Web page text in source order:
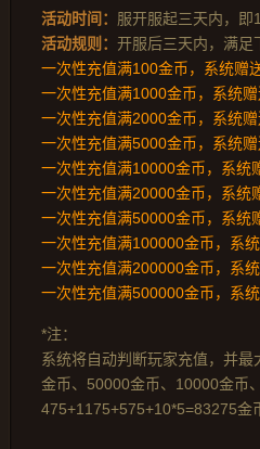
页游网
腾讯游戏 新浪游戏
新浪页游 网易游戏
多玩
中华网
Cwan
游一游
游侠网页游戏 40407
5617网游网 一游网
开服网
斗蟹网页游戏 游戏观察
4q5q游戏
活动时间： 服开服起三天内，
活动规则： 开服后三天内，满足
一次性充值满100金币，系统赠
一次性充值满1000金币，系统
一次性充值满2000金币，系统
一次性充值满5000金币，系统
一次性充值满10000金币，系统
一次性充值满20000金币，系统
一次性充值满50000金币，系统
一次性充值满100000金币，系
一次性充值满200000金币，系
一次性充值满500000金币，系
*注：
系统将自动判断玩家充值，并
金币、50000金币、10000金币
475+1175+575+10*5=83275金